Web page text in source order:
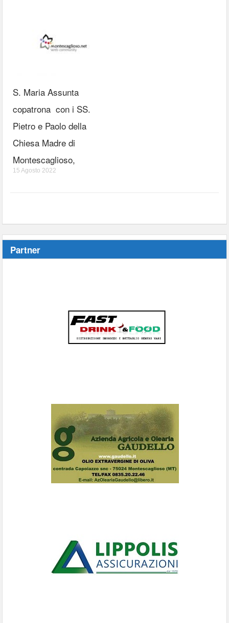
S. Maria Assunta
copatrona con i SS.
Pietro e Paolo della
Chiesa Madre di
Montescaglioso,
15 Agosto 2022
Partner